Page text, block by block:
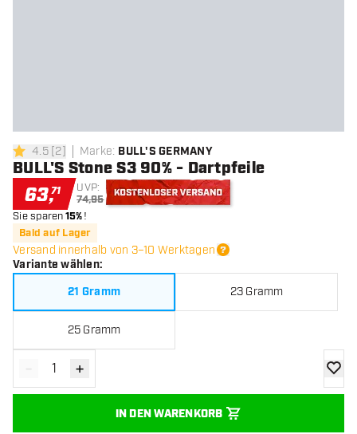
4.5 Bewertungssterne
4.5[2] Marke: BULL'S GERMANY
BULL'S Stone S3 90% - Dartpfeile
63,71 UVP:
74,95
Sie sparen15%!
Bald auf Lager
Versand innerhalb von 3–10 Werktagen
Variante wählen:
21 Gramm
23 Gramm
25 Gramm
Menge verringern
- Menge erhöhen
+
IN DEN WARENKORB
Zur